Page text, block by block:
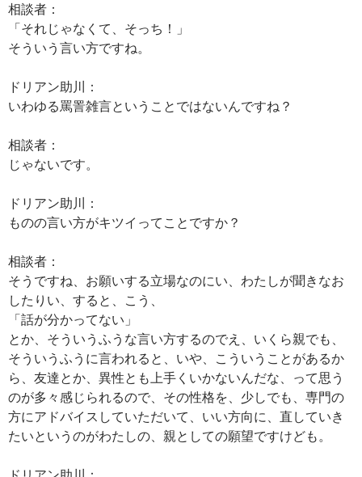
相談者：
「それじゃなくて、そっち！」
そういう言い方ですね。
ドリアン助川：
いわゆる罵詈雑言ということではないんですね？
相談者：
じゃないです。
ドリアン助川：
ものの言い方がキツイってことですか？
相談者：
そうですね、お願いする立場なのにい、わたしが聞きなお
したりい、すると、こう、
「話が分かってない」
とか、そういうふうな言い方するのでえ、いくら親でも、
そういうふうに言われると、いや、こういうことがあるか
ら、友達とか、異性とも上手くいかないんだな、って思う
のが多々感じられるので、その性格を、少しでも、専門の
方にアドバイスしていただいて、いい方向に、直していき
たいというのがわたしの、親としての願望ですけども。